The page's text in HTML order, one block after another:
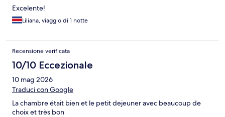
Excelente!
Liliana, viaggio di 1 notte
Recensione verificata
10/10 Eccezionale
10 mag 2026
Traduci con Google
La chambre était bien et le petit dejeuner avec beaucoup de
choix et très bon